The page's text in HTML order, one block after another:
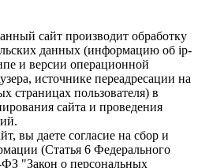
сайт производит обработку
данных (информацию об ip-
и версии операционной
источнике переадресации на
страницах пользователя) в
сайта и проведения
вы даете согласие на сбор и
(Статья 6 Федерального
"Закон о персональных